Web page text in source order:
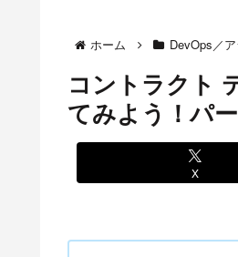
ホーム DevOps／
コントラクト
てみよう！パ
X